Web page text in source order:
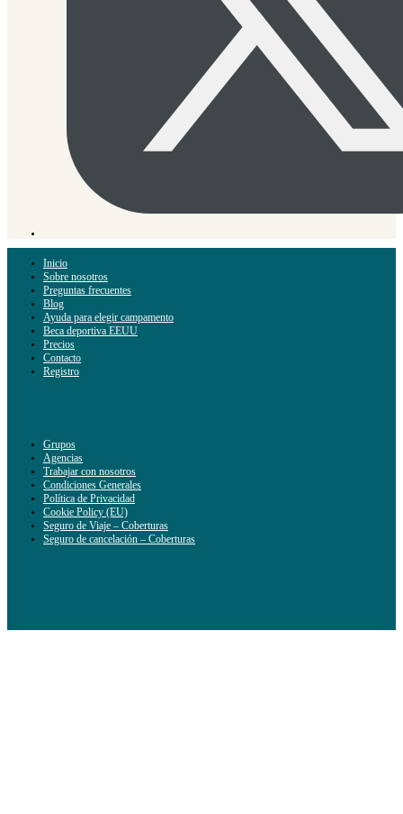
Inicio
Sobre nosotros
Preguntas frecuentes
Blog
Ayuda para elegir campamento
Beca deportiva EEUU
Precios
Contacto
Registro
Grupos
Agencias
Trabajar con nosotros
Condiciones Generales
Política de Privacidad
Cookie Policy (EU)
Seguro de Viaje – Coberturas
Seguro de cancelación – Coberturas